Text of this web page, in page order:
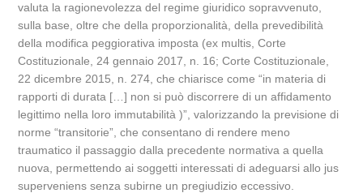
valuta la ragionevolezza del regime giuridico sopravvenuto,
sulla base, oltre che della proporzionalità, della prevedibilità
della modifica peggiorativa imposta (ex multis, Corte
Costituzionale, 24 gennaio 2017, n. 16; Corte Costituzionale,
22 dicembre 2015, n. 274, che chiarisce come “in materia di
rapporti di durata […] non si può discorrere di un affidamento
legittimo nella loro immutabilità )”, valorizzando la previsione di
norme “transitorie”, che consentano di rendere meno
traumatico il passaggio dalla precedente normativa a quella
nuova, permettendo ai soggetti interessati di adeguarsi allo jus
superveniens senza subirne un pregiudizio eccessivo.